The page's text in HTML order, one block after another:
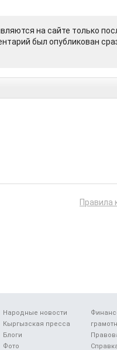
на сайте только
был опубликован
Правила
Народные новости
Кыргызская пресса
Блоги
Фото